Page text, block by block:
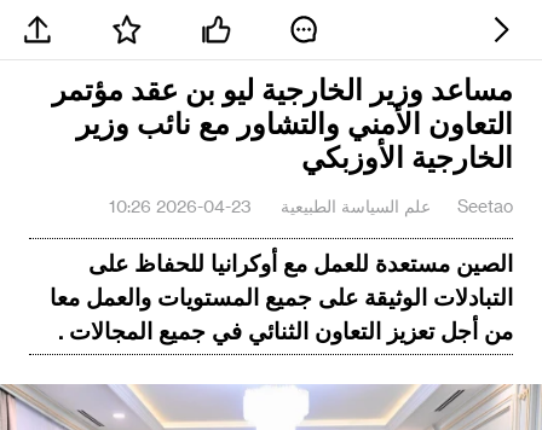
مساعد وزير الخارجية ليو بن عقد مؤتمر
التعاون الأمني والتشاور مع نائب وزير
الخارجية الأوزبكي
Seetao علم السياسة الطبيعية 2026-04-23 10:26
الصين مستعدة للعمل مع أوكرانيا للحفاظ على
التبادلات الوثيقة على جميع المستويات والعمل معا
من أجل تعزيز التعاون الثنائي في جميع المجالات .